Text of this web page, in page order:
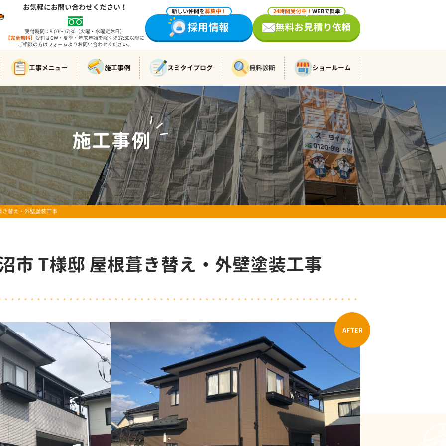
お気軽にお問い合わせください！
受付時間：9:00～17:30（火曜・水曜定休日）
【完全無料】 受付はGW・夏季・年末年始を除く※17:30以降に
ご相談の方はフォームよりお問い合わせください。
新しい仲間を募集中！
採用情報
24時間受付中！ WEBで簡単
無料お見積り依頼
工事メニュー 施工事例 スミタイブログ 無料診断 ショールーム
施工事例
WORKS
き替え・外壁塗装工事
市 T様邸 屋根葺き替え・外壁塗装工事